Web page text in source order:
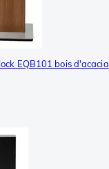
EQB101 bois d'acacia